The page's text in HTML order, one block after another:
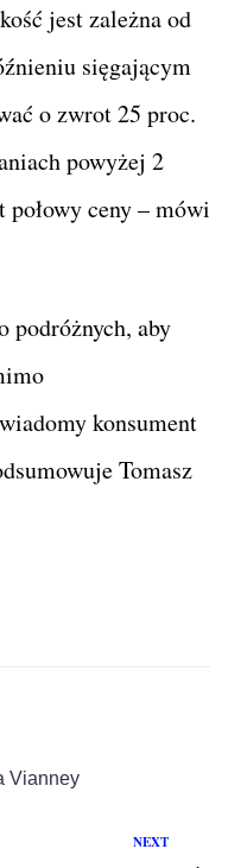
jest zależna od
sięgającym
o zwrot 25 proc.
powyżej 2
połowy ceny – mówi
podróżnych, aby
konsument
Tomasz
Vianney
NEXT